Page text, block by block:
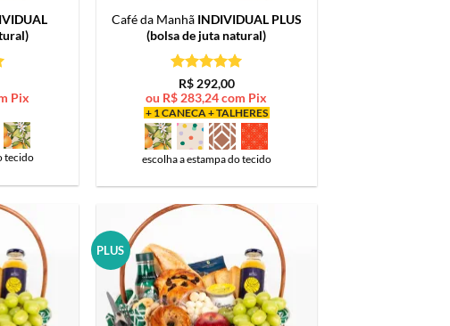
Pix
tecido
Café da Manhã INDIVIDUAL PLUS
(bolsa de juta natural)
Avaliação5
de 5
R$292,00
ou R$ 283,24com Pix
+ 1 CANECA + TALHERES
escolha a estampa do tecido
PLUS